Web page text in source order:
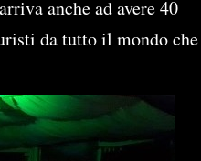
anche ad avere 40
da tutto il mondo che